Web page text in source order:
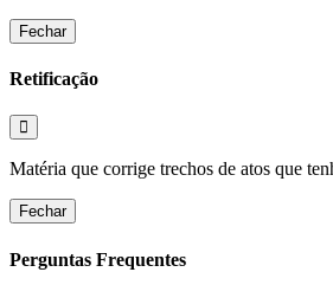
Fechar
Retificação
Matéria que corrige trechos de atos que
Fechar
Perguntas Frequentes